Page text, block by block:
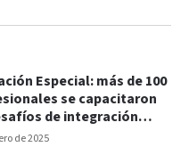
de 2025
Especial: más de 100
se capacitaron
de integración
y comunicacional